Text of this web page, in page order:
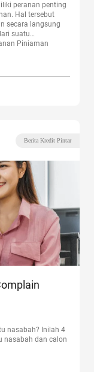
peranan penting
Hal tersebut
secara langsung
suatu
Pinjaman
dialami
Berita Kredit Pintar
nasabah? Inilah 4
nasabah dan calon